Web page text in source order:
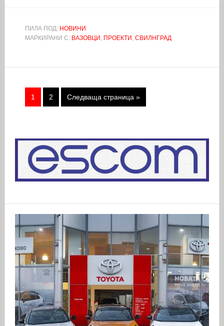
ПИЛА ПОД: НОВИНИ
МАРКИРАНИ С: ВАЗОВЦИ , ПРОЕКТИ , СВИЛНГРАД
1 2 Следваща страница »